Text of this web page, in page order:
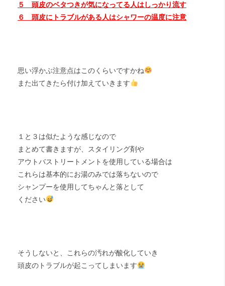
５ 頭皮のベタつきが気になってる人はしっかり流す
６ 頭皮にトラブルがある人はシャワーの温度に注意
思い浮かぶ注意点はこのくらいですかね
また出てきたら付け加えていきます
１と３は似たような感じなので
まとめて書きますが、スタイリング剤や
アウトバストリートメントを使用している場合は
これらは基本的にお湯のみでは落ちないので
シャンプーを使用してちゃんと落として
ください
そうしないと、これらの汚れが酸化していき
頭皮のトラブルが起こってしまいます